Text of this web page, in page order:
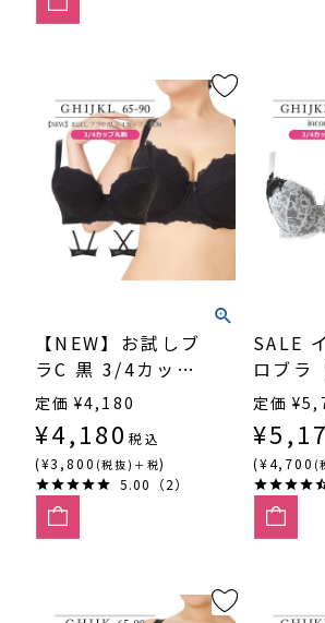
【NEW】お試しブ
ラC 黒 3/4カッ
プ・丸胸
（SP546）
定価 ¥4,180
¥4,180 税込
(¥3,800 (税抜)＋税)
5.00（2）
SALE
ロブラ
定価 ¥
¥
(¥4,700 (